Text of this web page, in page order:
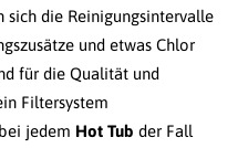
sich die Reinigungsintervalle
und etwas Chlor
für die Qualität und
Filtersystem
jedem Hot Tub der Fall